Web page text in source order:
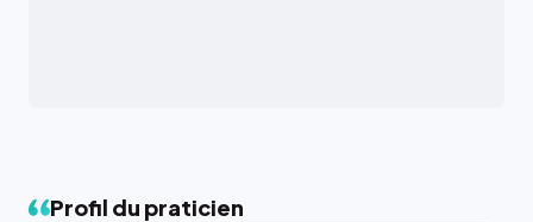
Profil du praticien